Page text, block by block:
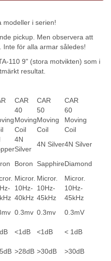
modeller i serien!
pickup. Men observera att
Inte för alla armar således!
110 9" (stora motvikten) som i
resultat.
CAR
40
CAR
50
CAR
60
Moving
Coil
Moving
Coil
Moving
Coil
4N
Silver
4N Silver4N Silver
Boron SapphireDiamond
Micror. Micror.
Micror.
10Hz-
40kHz
10Hz-
45kHz
10Hz-
45kHz
0.3mv 0.3mv
0.3mV
<1dB <1dB
< 1dB
>28dB >30dB
>30dB